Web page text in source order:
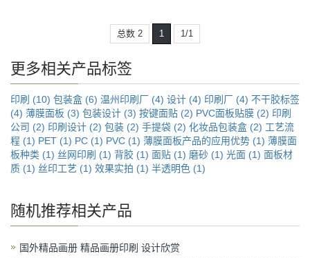
总数 2 1 1/1
更多相关产品标签
印刷 (10) 包装盒 (6) 温州印刷厂 (4) 设计 (4) 印刷厂 (4) 不干胶标签
(4) 薄膜面板 (3) 包装设计 (3) 按键面贴 (2) PVC面板贴膜 (2) 印刷
公司 (2) 印刷设计 (2) 包装 (2) 手提袋 (2) 化妆品包装盒 (2) 工艺流
程 (1) PET (1) PC (1) PVC (1) 薄膜面板产品的应用优势 (1) 薄膜面
板种类 (1) 丝网印刷 (1) 背胶 (1) 面贴 (1) 磨砂 (1) 光面 (1) 面板材
质 (1) 丝印工艺 (1) 效果实拍 (1) 半透明色 (1)
随机推荐相关产品
国外精品画册 精品画册印刷 设计欣赏